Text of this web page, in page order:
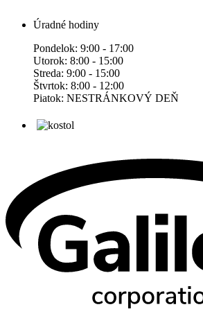
Úradné hodiny
Pondelok: 9:00 - 17:00
Utorok: 8:00 - 15:00
Streda: 9:00 - 15:00
Štvrtok: 8:00 - 12:00
Piatok: NESTRÁNKOVÝ DEŇ